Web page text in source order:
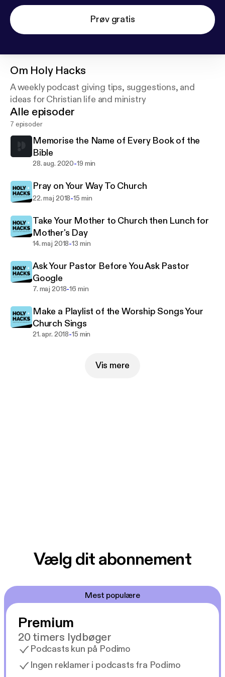
Prøv gratis
Om Holy Hacks
A weekly podcast giving tips, suggestions, and
ideas for Christian life and ministry
Alle episoder
7 episoder
Memorise the Name of Every Book of the
Bible
28. aug. 2020-19 min
Pray on Your Way To Church
22. maj 2018-15 min
Take Your Mother to Church then Lunch for
Mother's Day
14. maj 2018-13 min
Ask Your Pastor Before You Ask Pastor
Google
7. maj 2018-16 min
Make a Playlist of the Worship Songs Your
Church Sings
21. apr. 2018-15 min
Vis mere
Vælg dit abonnement
Mest populære
Premium
20 timers lydbøger
Podcasts kun på Podimo
Ingen reklamer i podcasts fra Podimo